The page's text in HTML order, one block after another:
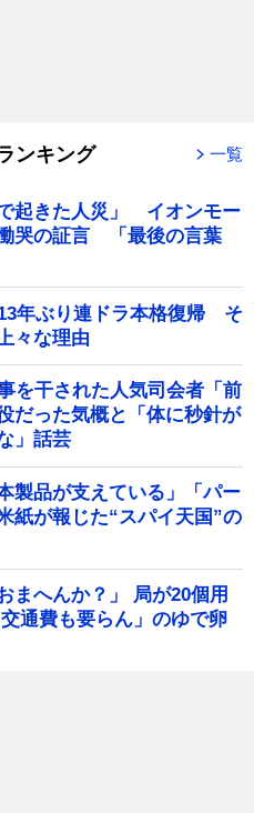
ンキング 一覧
起きた人災」 イオンモー
哭の証言 「最後の言葉
年ぶり連ドラ本格復帰 そ
々な理由
を干された人気司会者「前
だった気概と「体に秒針が
」話芸
製品が支えている」「パー
紙が報じた“スパイ天国”の
まへんか？」 局が20個用
通費も要らん」のゆで卵